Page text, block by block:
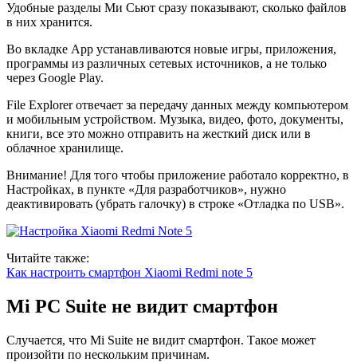
Удобные разделы Ми Сьют сразу показывают, сколько файлов
в них хранится.
Во вкладке App устанавливаются новые игры, приложения,
программы из различных сетевых источников, а не только
через Google Play.
File Explorer отвечает за передачу данных между компьютером
и мобильным устройством. Музыка, видео, фото, документы,
книги, все это можно отправить на жесткий диск или в
облачное хранилище.
Внимание! Для того чтобы приложение работало корректно, в
Настройках, в пункте «Для разработчиков», нужно
деактивировать (убрать галочку) в строке «Отладка по USB».
Читайте также:
Как настроить смартфон Хiaomi Redmi note 5
Mi PC Suite не видит смартфон
Случается, что Mi Suite не видит смартфон. Такое может
произойти по нескольким причинам.